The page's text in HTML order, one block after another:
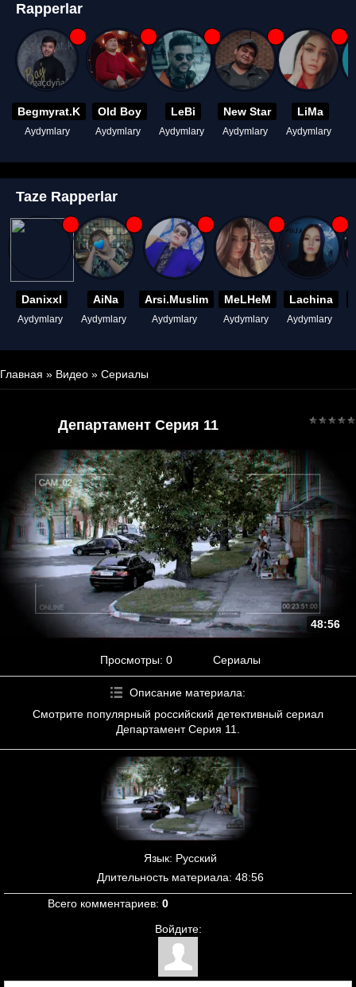
Rapperlar
Begmyrat.K
Aydymlary
Old Boy
Aydymlary
LeBi
Aydymlary
New Star
Aydymlary
LiMa
Aydymlary
Taze Rapperlar
Danixxl
Aydymlary
AiNa
Aydymlary
Arsi.Muslim
Aydymlary
MeLHeM
Aydymlary
Lachina
Aydymlary
Главная » Видео » Сериалы
Департамент Серия 11
48:56
Просмотры: 0 Сериалы
Описание материала:
Смотрите популярный российский детективный сериал
Департамент Серия 11.
Язык: Русский
Длительность материала: 48:56
Всего комментариев: 0
Войдите: